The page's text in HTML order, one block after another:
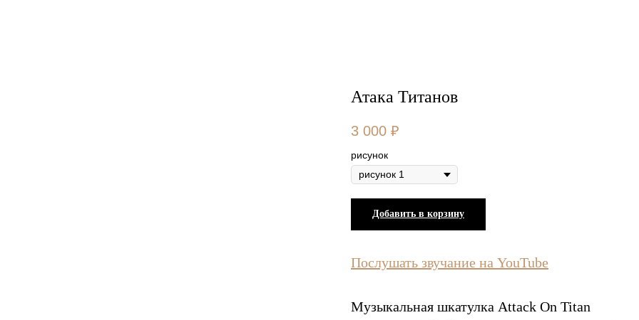
Атака Титанов
3 000 ₽
рисунок
Добавить в корзину
Послушать звучание на YouTube
Музыкальная шкатулка Attack On Titan